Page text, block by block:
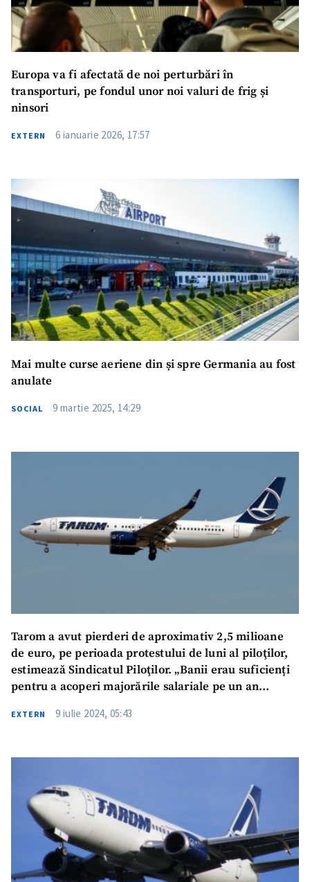
Europa va fi afectată de noi perturbări în
transporturi, pe fondul unor noi valuri de frig și
ninsori
EXTERN 6 ianuarie 2026, 17:57
Mai multe curse aeriene din și spre Germania au fost
anulate
SOCIAL 9 martie 2025, 14:29
Tarom a avut pierderi de aproximativ 2,5 milioane
de euro, pe perioada protestului de luni al piloţilor,
estimează Sindicatul Piloţilor. „Banii erau suficienți
pentru a acoperi majorările salariale pe un an
EXTERN 9 iulie 2024, 05:43